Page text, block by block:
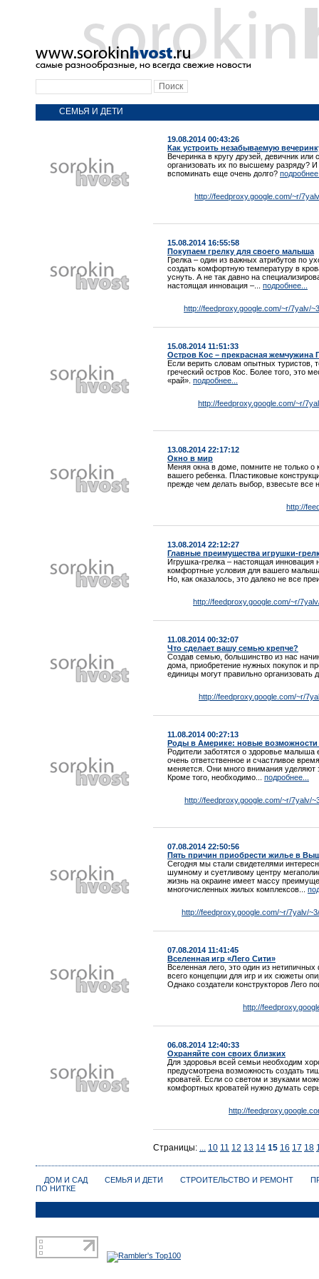
СЕМЬЯ И ДЕТИ
19.08.2014 00:43:26
Как устроить незабываемую
Вечеринка в кругу друзей, девичник
организовать их по высшему разряду?
вспоминать еще очень долго?
http://feedproxy.google.com/~r/
15.08.2014 16:55:58
Покупаем грелку для своего малыша
Грелка – один из важных атрибутов по
создать комфортную температуру в
уснуть. А не так давно на
настоящая инновация –... подробнее...
http://feedproxy.google.com/~r/7yalv/
15.08.2014 11:51:33
Остров Кос – прекрасная жемчужина
Если верить словам опытных туристов,
греческий остров Кос. Более того, это
«рай». подробнее...
http://feedproxy.google.com/~r/
13.08.2014 22:17:12
Окно в мир
Меняя окна в доме, помните не только о
вашего ребенка. Пластиковые
прежде чем делать выбор, взвесьте
http://
13.08.2014 22:12:27
Главные преимущества игрушки-
Игрушка-грелка – настоящая
комфортные условия для вашего
Но, как оказалось, это далеко не все
http://feedproxy.google.com/~r/
11.08.2014 00:32:07
Что сделает вашу семью крепче?
Создав семью, большинство из нас
дома, приобретение нужных покупок и
единицы могут правильно организовать
http://feedproxy.google.com/~r/
11.08.2014 00:27:13
Роды в Америке: новые возможности
Родители заботятся о здоровье малыша
очень ответственное и счастливое
меняется. Они много внимания уделяют
Кроме того, необходимо... подробнее...
http://feedproxy.google.com/~r/7yalv/
07.08.2014 22:50:56
Пять причин приобрести жилье в
Сегодня мы стали свидетелями
шумному и суетливому центру
жизнь на окраине имеет массу
многочисленных жилых комплексов...
http://feedproxy.google.com/~r/7yalv/
07.08.2014 11:41:45
Вселенная игр «Лего Сити»
Вселенная лего, это один из
всего концепции для игр и их сюжеты
Однако создатели конструкторов Лего
http://
06.08.2014 12:40:33
Охраняйте сон своих близких
Для здоровья всей семьи необходим
предусмотрена возможность создать
кроватей. Если со светом и звуками
комфортных кроватей нужно думать
http://
Страницы: ... 10 11 12 13 14 15 16 17 18
ДОМ И САД СЕМЬЯ И ДЕТИ СТРОИТЕЛЬСТВО И РЕМОНТ
ПО НИТКЕ